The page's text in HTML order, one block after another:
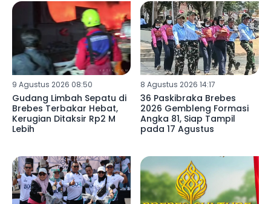
9 Agustus 2026 08:50
Gudang Limbah Sepatu di
Brebes Terbakar Hebat,
Kerugian Ditaksir Rp2 M
Lebih
8 Agustus 2026 14:17
36 Paskibraka Brebes
2026 Gembleng Formasi
Angka 81, Siap Tampil
pada 17 Agustus